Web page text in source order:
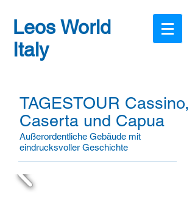
Leos World
Italy
TAGESTOUR Cassino,
Caserta und Capua
Außerordentliche Gebäude mit
eindrucksvoller Geschichte